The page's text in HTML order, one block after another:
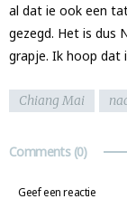
al dat ie ook een
gezegd. Het is dus
grapje. Ik hoop dat
Chiang Mai
Comments(0)
Geef een reactie